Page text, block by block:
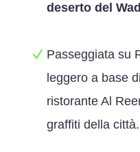
deserto del
Passeggiata su
leggero a base
ristorante Al
graffiti della città.